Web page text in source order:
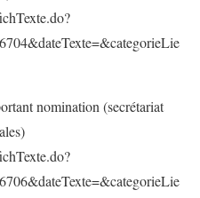
nomination (secrétariat